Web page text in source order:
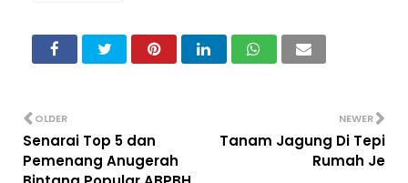
NEWER
Tanam Jagung Di Tepi
Rumah Je
OLDER
Senarai Top 5 dan
Pemenang Anugerah